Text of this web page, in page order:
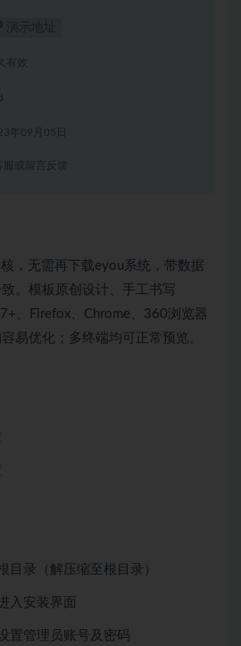
有效
年09月05日
或留言反馈
，无需再下载eyou系统，带数据
。模板原创设计、手工书写
、Firefox、Chrome、360浏览器
易优化；多终端均可正常预览。
目录（解压缩至根目录）
入安装界面
置管理员账号及密码